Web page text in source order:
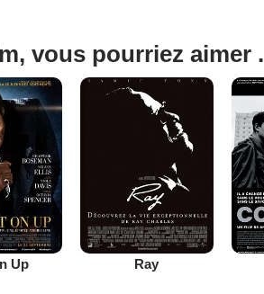
vous pourriez aimer
Up Ray